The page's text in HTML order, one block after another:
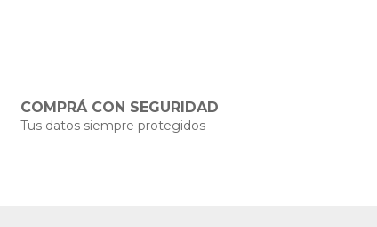
COMPRÁ CON SEGURIDAD
Tus datos siempre protegidos